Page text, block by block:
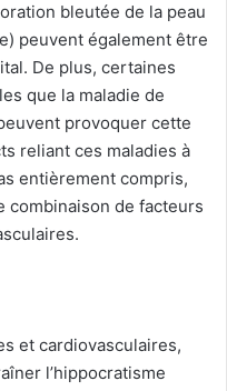
bleutée de la peau
peuvent également être
De plus, certaines
que la maladie de
provoquer cette
reliant ces maladies à
entièrement compris,
combinaison de facteurs
et cardiovasculaires,
l’hippocratisme